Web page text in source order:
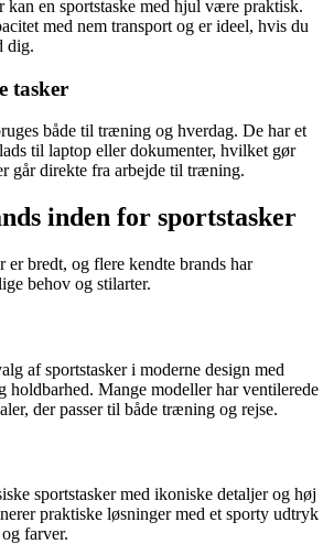
kan en sportstaske med hjul være praktisk.
med nem transport og er ideel, hvis du
dig.
tasker
både til træning og hverdag. De har et
til laptop eller dokumenter, hvilket gør
går direkte fra arbejde til træning.
inden for sportstasker
er bredt, og flere kendte brands har
behov og stilarter.
af sportstasker i moderne design med
holdbarhed. Mange modeller har ventilerede
der passer til både træning og rejse.
sportstasker med ikoniske detaljer og høj
praktiske løsninger med et sporty udtryk
farver.